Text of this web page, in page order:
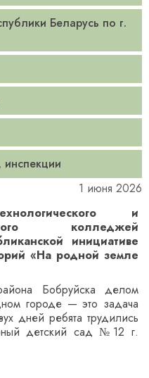
Беларусь по г.
1 июня 2026
и
колледжей
инициативе
«На родной земле
Бобруйска делом
городе — это задача
дней ребята трудились
детский сад №12 г.